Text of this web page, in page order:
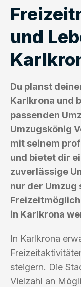
und
Du planst
Karlkrona und
passenden
Umzugskönig
mit seinem
und bietet dir
zuverlässige
nur der Umzug
in Karlkrona
In Karlkrona
steigern. Die
Vielzahl an